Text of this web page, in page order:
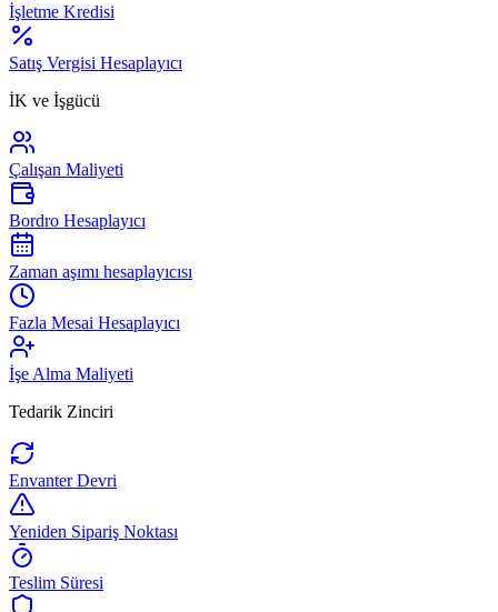
İşletme Kredisi
Satış Vergisi Hesaplayıcı
İK ve İşgücü
Çalışan Maliyeti
Bordro Hesaplayıcı
Zaman aşımı hesaplayıcısı
Fazla Mesai Hesaplayıcı
İşe Alma Maliyeti
Tedarik Zinciri
Envanter Devri
Yeniden Sipariş Noktası
Teslim Süresi